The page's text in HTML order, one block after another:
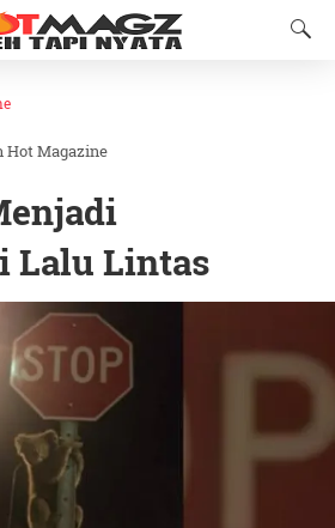
Hot Magazine
Lalu Lintas